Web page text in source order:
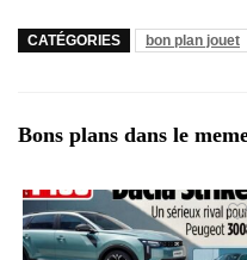
CATÉGORIES bon plan jouet
Bons plans dans le